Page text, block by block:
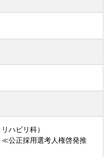
科・リハビリ科）
人権啓発推